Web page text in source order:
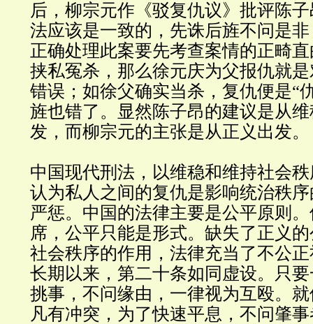
后，柳宗元作《驳复仇议》批评陈
法应该是一致的，先诛后旌不问是
正确处理此案要先考查案情的正畸
挟私冤杀，那么徐元庆为父报仇就
错误；如徐父确实当杀，复仇便是“
旌也错了。显然陈子昂的建议是从
发，而柳宗元的主张是从正义出发。
中国现代刑法，以维稳和维持社会
认为私人之间的复仇是影响统治秩
严惩。中国的法律主要是公平原则
席，公平只能是形式。缺失了正义
社会秩序的作用，法律充当了不公
长期以来，第二十条如同虚设。只
挑事，不问缘由，一律视为互殴。
凡有冲突，为了快速平息，不问肇